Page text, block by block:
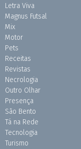
Letra Viva
Magnus Futsal
Mix
Motor
Pets
Receitas
Revistas
Necrologia
Outro Olhar
Presença
São Bento
Tá na Rede
Tecnologia
Turismo